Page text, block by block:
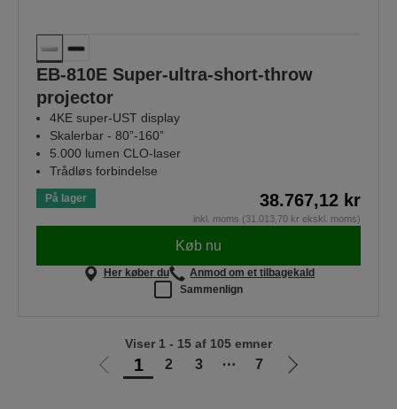
EB-810E Super-ultra-short-throw
projector
4KE super-UST display
Skalerbar - 80”-160”
5.000 lumen CLO-laser
Trådløs forbindelse
På lager 38.767,12 kr
inkl. moms (31.013,70 kr ekskl. moms)
Køb nu
Her køber du
Anmod om et tilbagekald
Sammenlign
Gå
1 2 3 ⋯ 7
Gå
Viser 1 - 15 af 105 emner